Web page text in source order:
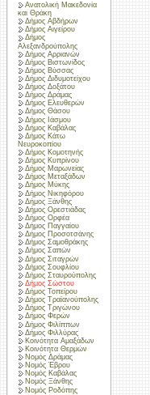
Ανατολική Μακεδονία
και Θράκη
Δήμος Αβδήρων
Δήμος Αιγείρου
Δήμος
Αλεξανδρούπολης
Δήμος Αρριανών
Δήμος Βιστωνίδος
Δήμος Βύσσας
Δήμος Διδυμοτείχου
Δήμος Δοξάτου
Δήμος Δράμας
Δήμος Ελευθερών
Δήμος Θάσου
Δήμος Ιάσμου
Δήμος Καβάλας
Δήμος Κάτω
Νευροκοπίου
Δήμος Κομοτηνής
Δήμος Κυπρίνου
Δήμος Μαρωνείας
Δήμος Μεταξάδων
Δήμος Μύκης
Δήμος Νικηφόρου
Δήμος Ξάνθης
Δήμος Ορεστιάδας
Δήμος Ορφέα
Δήμος Παγγαίου
Δήμος Προσοτσάνης
Δήμος Σαμοθράκης
Δήμος Σαπών
Δήμος Σιταγρών
Δήμος Σουφλίου
Δήμος Σταυρούπολης
Δήμος Σώστου
Δήμος Τοπείρου
Δήμος Τραϊανούπολης
Δήμος Τριγώνου
Δήμος Φερών
Δήμος Φιλίππων
Δήμος Φιλλύρας
Κοινότητα Αμαξάδων
Κοινότητα Θερμών
Νομός Δράμας
Νομός Έβρου
Νομός Καβάλας
Νομός Ξάνθης
Νομός Ροδόπης